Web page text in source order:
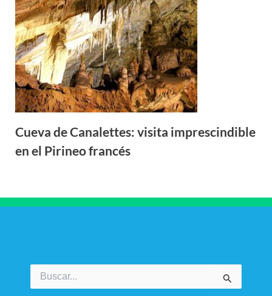
Cueva de Canalettes: visita imprescindible
en el Pirineo francés
por: